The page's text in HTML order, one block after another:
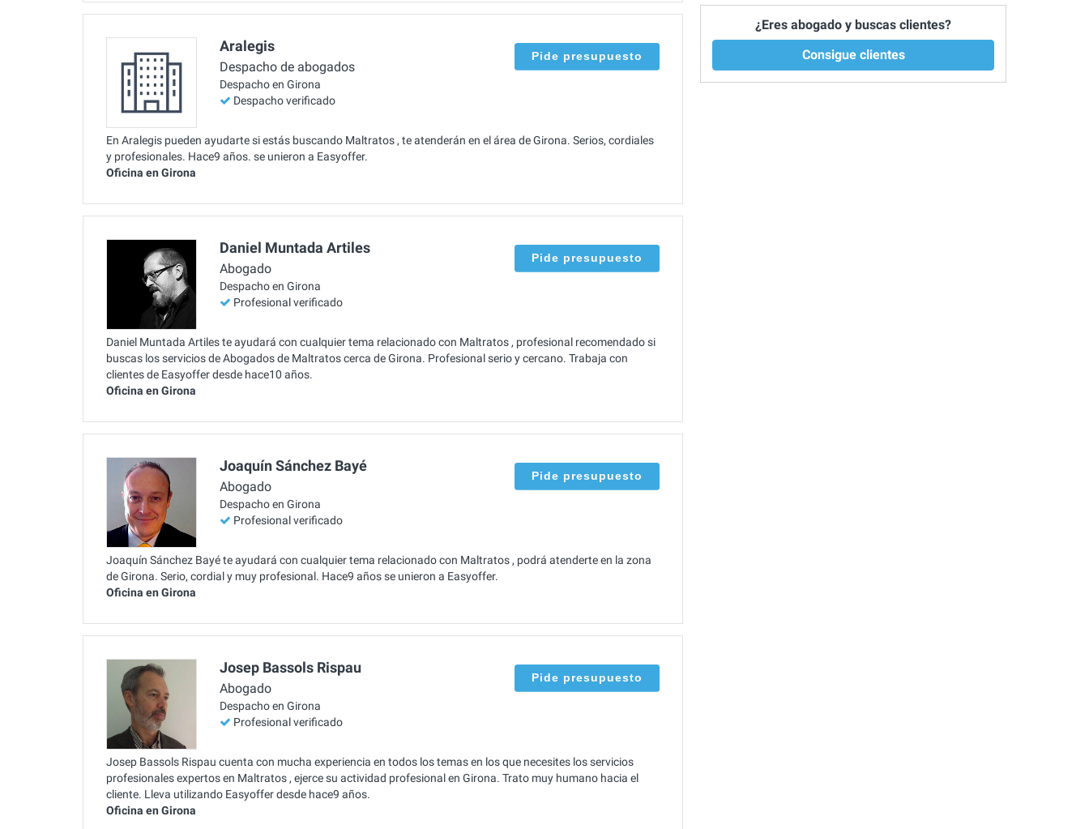
Aralegis
Despacho de abogados
Despacho en Girona
Despacho verificado
Pide presupuesto
En Aralegis pueden ayudarte si estás buscando Maltratos , te atenderán en el área de Girona. Serios, cordiales
y profesionales. Hace9 años. se unieron a Easyoffer.
Oficina en Girona
Daniel Muntada Artiles
Abogado
Despacho en Girona
Profesional verificado
Pide presupuesto
Daniel Muntada Artiles te ayudará con cualquier tema relacionado con Maltratos , profesional recomendado si
buscas los servicios de Abogados de Maltratos cerca de Girona. Profesional serio y cercano. Trabaja con
clientes de Easyoffer desde hace10 años.
Oficina en Girona
Joaquín Sánchez Bayé
Abogado
Despacho en Girona
Profesional verificado
Pide presupuesto
Joaquín Sánchez Bayé te ayudará con cualquier tema relacionado con Maltratos , podrá atenderte en la zona
de Girona. Serio, cordial y muy profesional. Hace9 años se unieron a Easyoffer.
Oficina en Girona
Josep Bassols Rispau
Abogado
Despacho en Girona
Profesional verificado
Pide presupuesto
Josep Bassols Rispau cuenta con mucha experiencia en todos los temas en los que necesites los servicios
profesionales expertos en Maltratos , ejerce su actividad profesional en Girona. Trato muy humano hacia el
cliente. Lleva utilizando Easyoffer desde hace9 años.
Oficina en Girona
¿Eres abogado y buscas clientes?
Consigue clientes